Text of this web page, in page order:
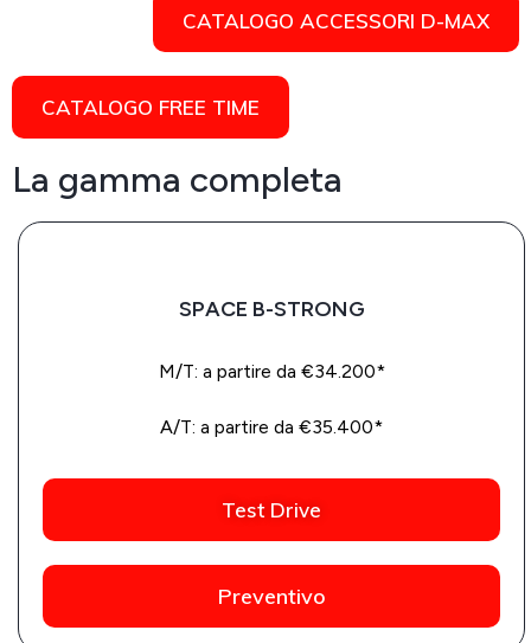
CATALOGO ACCESSORI D-MAX
CATALOGO FREE TIME
La gamma completa
SPACE B-STRONG
M/T: a partire da €34.200*
A/T: a partire da €35.400*
Test Drive
Preventivo